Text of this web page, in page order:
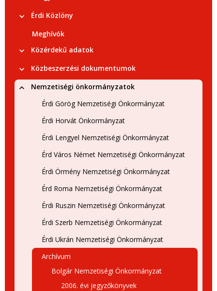
Érdi Közlöny
Meghívók
Közérdekű adatok
Közbeszerzési dokumentumok
Nemzetiségi önkormányzatok
Érdi Görög Nemzetiségi Önkormányzat
Érdi Horvát Önkormányzat
Érdi Lengyel Nemzetiségi Önkormányzat
Érd Város Német Nemzetiségi Önkormányzat
Érdi Örmény Nemzetiségi Önkormányzat
Érd Roma Nemzetiségi Önkormányzat
Érdi Ruszin Nemzetiségi Önkormányzat
Érdi Szerb Nemzetiségi Önkormányzat
Érdi Ukrán Nemzetiségi Önkormányzat
Archívum
Bolgár Nemzetiségi Önkormányzat
2006. évi jegyzőkönyvek